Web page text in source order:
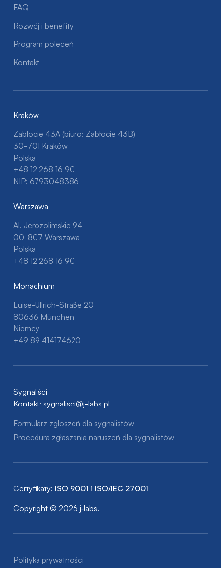
FAQ
Rozwój i benefity
Program poleceń
Kontakt
Kraków
Zabłocie 43A (biuro: Zabłocie 43B)
30-701 Kraków
Polska
+48 12 268 16 90
NIP: 6793048386
Warszawa
Al. Jerozolimskie 94
00-807 Warszawa
Polska
+48 12 268 16 90
Monachium
Luise-Ullrich-Straße 20
80636 München
Niemcy
+49 89 414174620
Sygnaliści
Kontakt: sygnalisci@j-labs.pl
Formularz zgłoszeń dla sygnalistów
Procedura zgłaszania naruszeń dla sygnalistów
Certyfikaty: ISO 9001 i ISO/IEC 27001
Copyright © 2026 j‑labs.
Polityka prywatności